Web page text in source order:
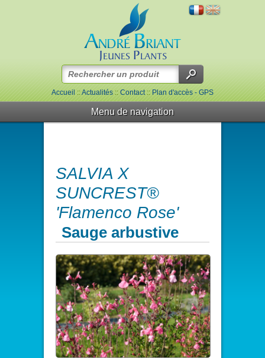
Accueil::Actualités::Contact::Plan d'accès - GPS
Menu de navigation
SALVIA X
SUNCREST®
'Flamenco Rose'
Sauge arbustive